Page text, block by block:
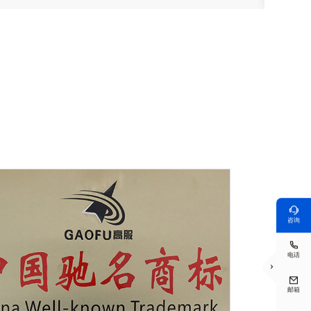

咨询

电话

邮箱
